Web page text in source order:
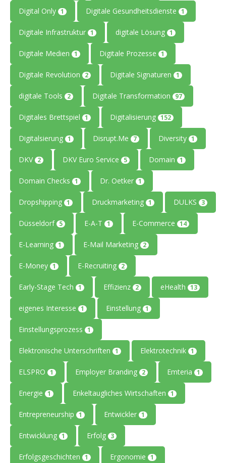
Digital Only 1 Digitale Gesundheitsdienste 1
Digitale Infrastruktur 1 digitale Lösung 1
Digitale Medien 1 Digitale Prozesse 1
Digitale Revolution 2 Digitale Signaturen 1
digitale Tools 2 Digitale Transformation 97
Digitales Brettspiel 1 Digitalisierung 152
Digitalsierung 1 Disrupt.Me 7 Diversity 1
DKV 2 DKV Euro Service 5 Domain 1
Domain Checks 1 Dr. Oetker 1
Dropshipping 1 Druckmarketing 1 DULKS 3
Düsseldorf 5 E-A-T 1 E-Commerce 14
E-Learning 1 E-Mail Marketing 2
E-Money 1 E-Recruiting 2
Early-Stage Tech 1 Effizienz 2 eHealth 13
eigenes Interesse 1 Einstellung 1
Einstellungsprozess 1
Elektronische Unterschriften 1 Elektrotechnik 1
ELSPRO 1 Employer Branding 2 Emteria 1
Energie 1 Enkeltaugliches Wirtschaften 1
Entrepreneurship 1 Entwickler 1
Entwicklung 1 Erfolg 3
Erfolgsgeschichten 1 Ergonomie 1